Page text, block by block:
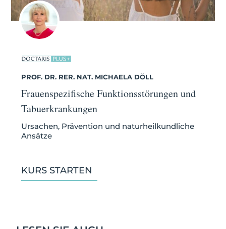
PROF. DR. RER. NAT. MICHAELA DÖLL
Frauenspezifische Funktionsstörungen und
Tabuerkrankungen
Ursachen, Prävention und naturheilkundliche
Ansätze
KURS STARTEN